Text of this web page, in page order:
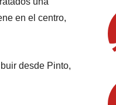
en el centro,
desde Pinto,